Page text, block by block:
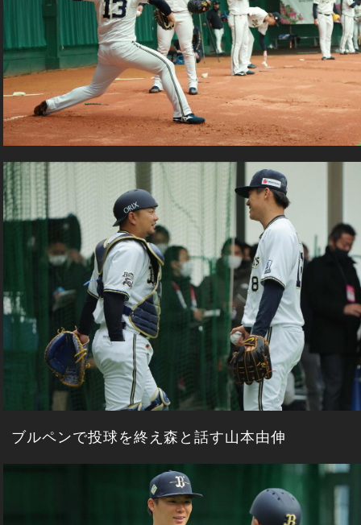
ブルペンで投球を終え森と話す山本由伸